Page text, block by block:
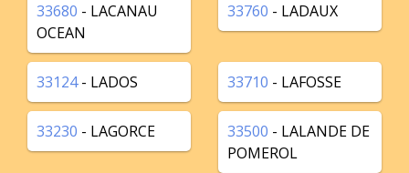
33680 - LACANAU
OCEAN
33760 - LADAUX
33124- LADOS 33710 - LAFOSSE
33230 - LAGORCE 33500 - LALANDE DE
POMEROL